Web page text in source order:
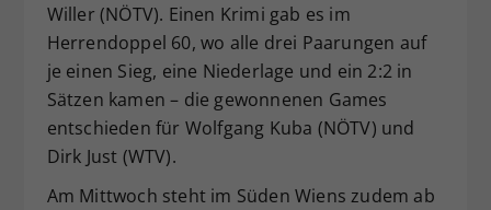
Willer (NÖTV). Einen Krimi gab es im
Herrendoppel 60, wo alle drei Paarungen auf
je einen Sieg, eine Niederlage und ein 2:2 in
Sätzen kamen – die gewonnenen Games
entschieden für Wolfgang Kuba (NÖTV) und
Dirk Just (WTV).
Am Mittwoch steht im Süden Wiens zudem ab